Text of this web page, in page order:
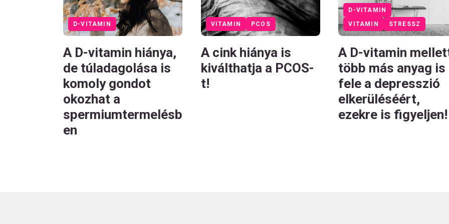
D-VITAMIN
A D-vitamin hiánya,
de túladagolása is
komoly gondot
okozhat a
spermiumtermelésb
en
VITAMIN PCOS
A cink hiánya is
kiválthatja a PCOS-
t!
VITAMIN STRESSZ
D-VITAMIN
A D-vitamin
több más anyag is
fele a depresszió
elkerüléséért,
ezekre is figyeljen!